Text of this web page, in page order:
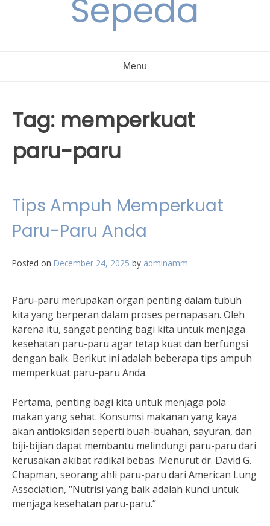
Sepeda
Menu
Tag: memperkuat
paru-paru
Tips Ampuh Memperkuat
Paru-Paru Anda
Posted on December 24, 2025 by adminamm
Paru-paru merupakan organ penting dalam tubuh
kita yang berperan dalam proses pernapasan. Oleh
karena itu, sangat penting bagi kita untuk menjaga
kesehatan paru-paru agar tetap kuat dan berfungsi
dengan baik. Berikut ini adalah beberapa tips ampuh
memperkuat paru-paru Anda.
Pertama, penting bagi kita untuk menjaga pola
makan yang sehat. Konsumsi makanan yang kaya
akan antioksidan seperti buah-buahan, sayuran, dan
biji-bijian dapat membantu melindungi paru-paru dari
kerusakan akibat radikal bebas. Menurut dr. David G.
Chapman, seorang ahli paru-paru dari American Lung
Association, “Nutrisi yang baik adalah kunci untuk
menjaga kesehatan paru-paru.”